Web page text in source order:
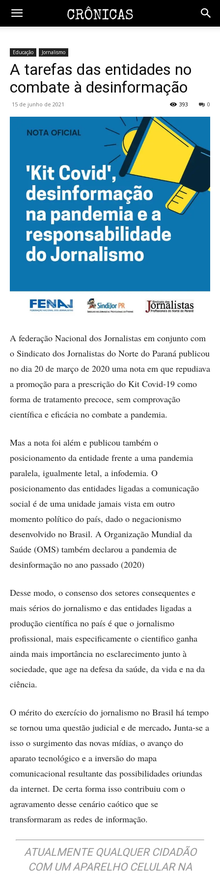
Educação Jornalismo
A tarefas das entidades no
combate à desinformação
15 de junho de 2021 0
393
A federação Nacional dos Jornalistas em conjunto com
o Sindicato dos Jornalistas do Norte do Paraná publicou
no dia 20 de março de 2020 uma nota em que repudiava
a promoção para a prescrição do Kit Covid-19 como
forma de tratamento precoce, sem comprovação
científica e eficácia no combate a pandemia.
Mas a nota foi além e publicou também o
posicionamento da entidade frente a uma pandemia
paralela, igualmente letal, a infodemia. O
posicionamento das entidades ligadas a comunicação
social é de uma unidade jamais vista em outro
momento político do país, dado o negacionismo
desenvolvido no Brasil. A Organização Mundial da
Saúde (OMS) também declarou a pandemia de
desinformação no ano passado (2020)
Desse modo, o consenso dos setores consequentes e
mais sérios do jornalismo e das entidades ligadas a
produção científica no país é que o jornalismo
profissional, mais especificamente o cientifico ganha
ainda mais importância no esclarecimento junto à
sociedade, que age na defesa da saúde, da vida e na da
ciência.
O mérito do exercício do jornalismo no Brasil há tempo
se tornou uma questão judicial e de mercado. Junta-se a
isso o surgimento das novas mídias, o avanço do
aparato tecnológico e a inversão do mapa
comunicacional resultante das possibilidades oriundas
da internet. De certa forma isso contribuiu com o
agravamento desse cenário caótico que se
transformaram as redes de informação.
ATUALMENTE QUALQUER CIDADÃO
COM UM APARELHO CELULAR NA